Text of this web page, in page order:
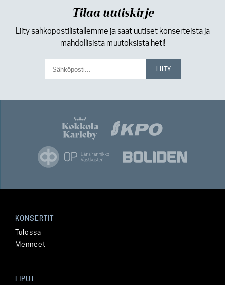
Tilaa uutiskirje
Liity sähköpostilistallemme ja saat uutiset konserteista ja
mahdollisista muutoksista heti!
KONSERTIT
Tulossa
Menneet
LIPUT